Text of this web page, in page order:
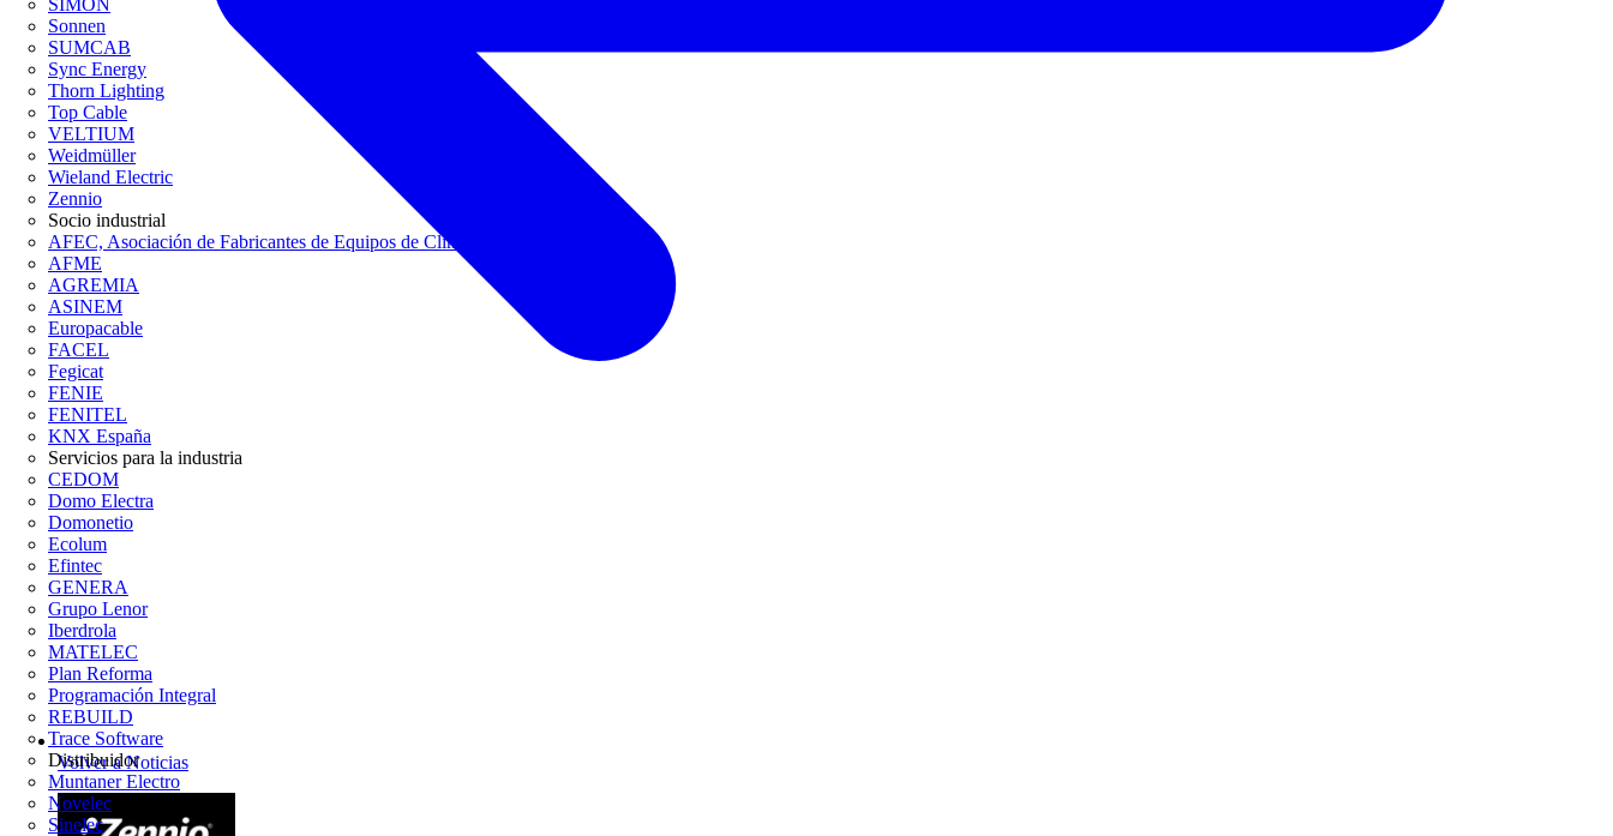
SIMON
Sonnen
SUMCAB
Sync Energy
Thorn Lighting
Top Cable
VELTIUM
Weidmüller
Wieland Electric
Zennio
Socio industrial
AFEC, Asociación de Fabricantes de Equipos de Climatización
AFME
AGREMIA
ASINEM
Europacable
FACEL
Fegicat
FENIE
FENITEL
KNX España
Servicios para la industria
CEDOM
Domo Electra
Domonetio
Ecolum
Efintec
GENERA
Grupo Lenor
Iberdrola
MATELEC
Plan Reforma
Programación Integral
REBUILD
Trace Software
Distribuidor
Muntaner Electro
Novelec
Sinelec
Volver a Noticias